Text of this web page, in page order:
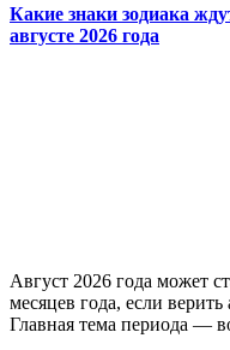
Какие знаки зодиака
августе 2026 года
Август 2026 года может
месяцев года, если
Главная тема периода —